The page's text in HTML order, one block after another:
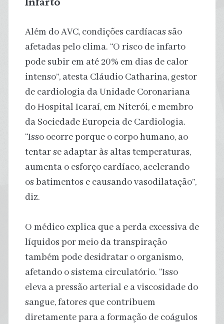
Além do AVC, condições cardíacas são
afetadas pelo clima. “O risco de infarto
pode subir em até 20% em dias de calor
intenso”, atesta Cláudio Catharina, gestor
de cardiologia da Unidade Coronariana
do Hospital Icaraí, em Niterói, e membro
da Sociedade Europeia de Cardiologia.
“Isso ocorre porque o corpo humano, ao
tentar se adaptar às altas temperaturas,
aumenta o esforço cardíaco, acelerando
os batimentos e causando vasodilatação”,
diz.
O médico explica que a perda excessiva de
líquidos por meio da transpiração
também pode desidratar o organismo,
afetando o sistema circulatório. “Isso
eleva a pressão arterial e a viscosidade do
sangue, fatores que contribuem
diretamente para a formação de coágulos